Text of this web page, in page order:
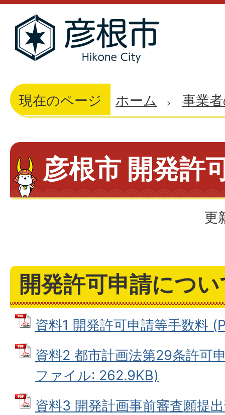
現在のページ ホーム 事業
彦根市 開発許
更
開発許可申請につ
資料1 開発許可申請等手数料
資料2 都市計画法第29条許可
ファイル: 262.9KB)
資料3 開発計画事前審査願提